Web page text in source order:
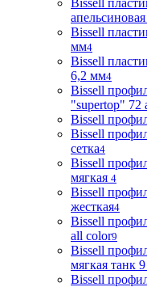
Bissell
Bissell
мм4
Bissell
6,2 мм4
Bissell
"supertop" 72
Bissell
Bissell
сетка4
Bissell
мягкая 4
Bissell
жесткая4
Bissell
all color9
Bissell
мягкая танк
Bissell